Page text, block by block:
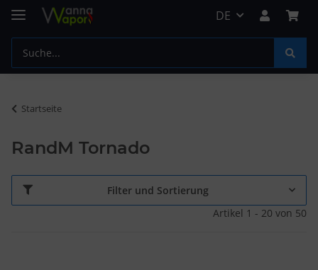
DE
Startseite
RandM Tornado
Filter und Sortierung
Artikel 1 - 20 von 50